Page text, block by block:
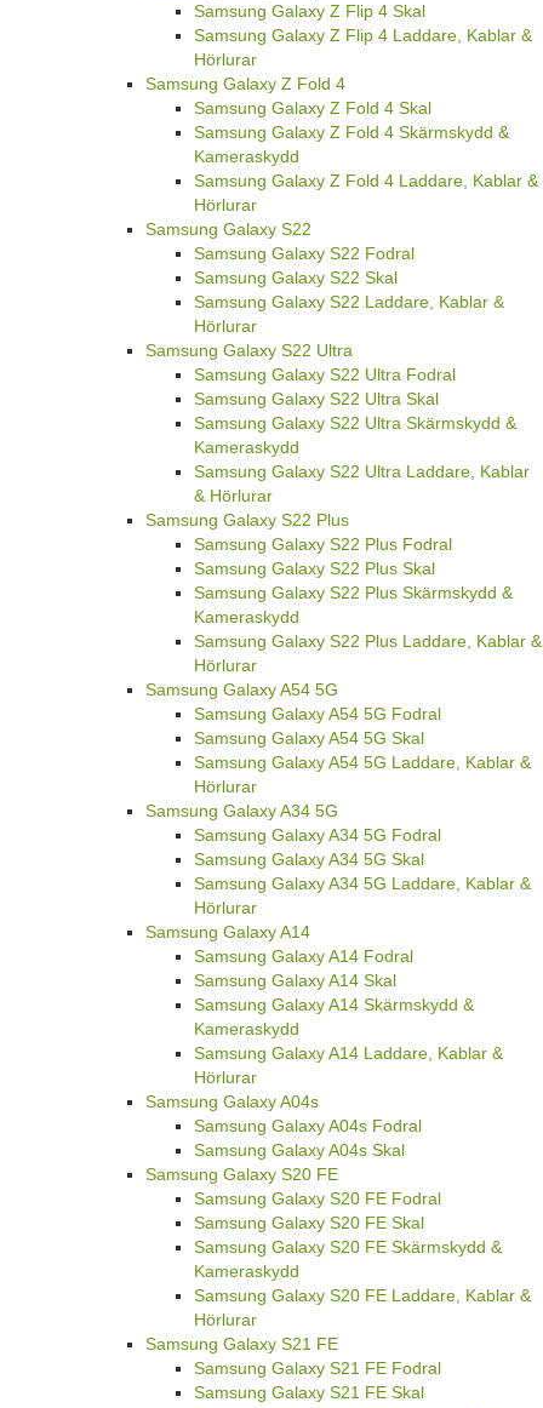
Samsung Galaxy Z Flip 4 Skal
Samsung Galaxy Z Flip 4 Laddare, Kablar &
Hörlurar
Samsung Galaxy Z Fold 4
Samsung Galaxy Z Fold 4 Skal
Samsung Galaxy Z Fold 4 Skärmskydd &
Kameraskydd
Samsung Galaxy Z Fold 4 Laddare, Kablar &
Hörlurar
Samsung Galaxy S22
Samsung Galaxy S22 Fodral
Samsung Galaxy S22 Skal
Samsung Galaxy S22 Laddare, Kablar &
Hörlurar
Samsung Galaxy S22 Ultra
Samsung Galaxy S22 Ultra Fodral
Samsung Galaxy S22 Ultra Skal
Samsung Galaxy S22 Ultra Skärmskydd &
Kameraskydd
Samsung Galaxy S22 Ultra Laddare, Kablar
& Hörlurar
Samsung Galaxy S22 Plus
Samsung Galaxy S22 Plus Fodral
Samsung Galaxy S22 Plus Skal
Samsung Galaxy S22 Plus Skärmskydd &
Kameraskydd
Samsung Galaxy S22 Plus Laddare, Kablar &
Hörlurar
Samsung Galaxy A54 5G
Samsung Galaxy A54 5G Fodral
Samsung Galaxy A54 5G Skal
Samsung Galaxy A54 5G Laddare, Kablar &
Hörlurar
Samsung Galaxy A34 5G
Samsung Galaxy A34 5G Fodral
Samsung Galaxy A34 5G Skal
Samsung Galaxy A34 5G Laddare, Kablar &
Hörlurar
Samsung Galaxy A14
Samsung Galaxy A14 Fodral
Samsung Galaxy A14 Skal
Samsung Galaxy A14 Skärmskydd &
Kameraskydd
Samsung Galaxy A14 Laddare, Kablar &
Hörlurar
Samsung Galaxy A04s
Samsung Galaxy A04s Fodral
Samsung Galaxy A04s Skal
Samsung Galaxy S20 FE
Samsung Galaxy S20 FE Fodral
Samsung Galaxy S20 FE Skal
Samsung Galaxy S20 FE Skärmskydd &
Kameraskydd
Samsung Galaxy S20 FE Laddare, Kablar &
Hörlurar
Samsung Galaxy S21 FE
Samsung Galaxy S21 FE Fodral
Samsung Galaxy S21 FE Skal